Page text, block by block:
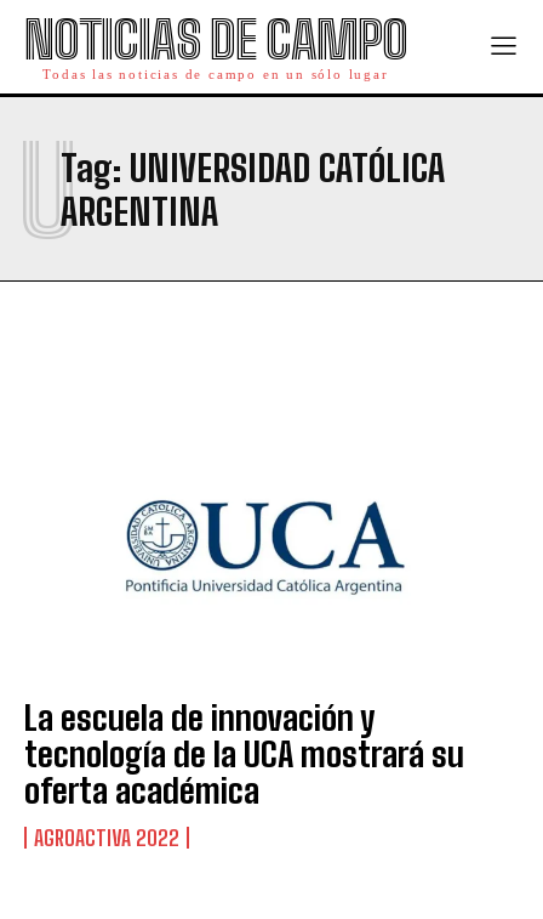
NOTICIAS DE CAMPO
Todas las noticias de campo en un sólo lugar
Tag: UNIVERSIDAD CATÓLICA
ARGENTINA
U
La escuela de innovación y
tecnología de la UCA mostrará su
oferta académica
AGROACTIVA 2022